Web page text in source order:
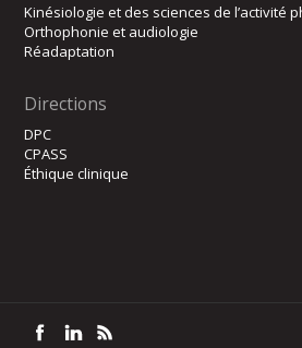
Kinésiologie et des sciences de l’activité
Orthophonie et audiologie
Réadaptation
Directions
DPC
CPASS
Éthique clinique